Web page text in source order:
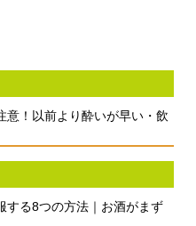
意！以前より酔いが早い・飲
する8つの方法｜お酒がまず